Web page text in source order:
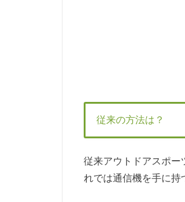
従来の方法は？
従来アウトドアスポー
れでは通信機を手に持